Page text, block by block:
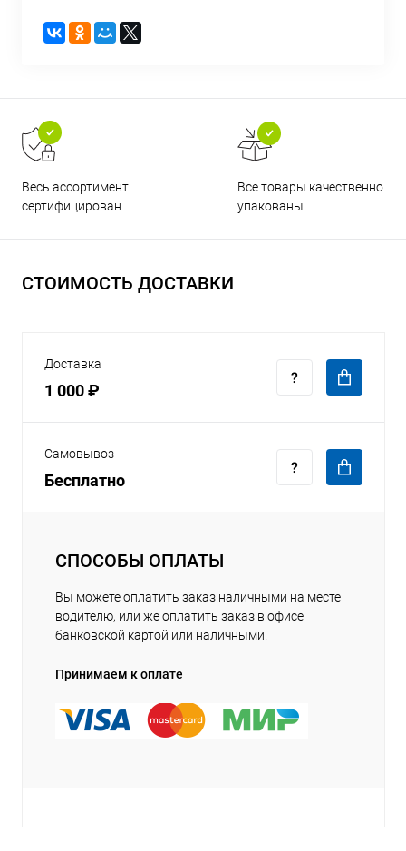
Весь ассортимент
сертифицирован
Все товары качественно
упакованы
СТОИМОСТЬ ДОСТАВКИ
Доставка
1 000 ₽
Самовывоз
Бесплатно
СПОСОБЫ ОПЛАТЫ
Вы можете оплатить заказ наличными на месте
водителю, или же оплатить заказ в офисе
банковской картой или наличными.
Принимаем к оплате